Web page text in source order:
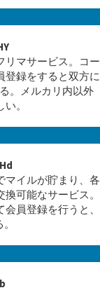
リマサービス。コー
登録をすると双方に
。メルカリ内以外
。
マイルが貯まり、各
可能なサービス。
員登録を行うと、